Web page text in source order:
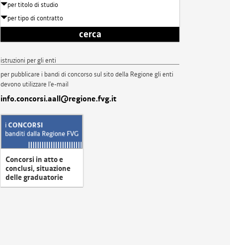
per titolo di studio
per tipo di contratto
cerca
istruzioni per gli enti
per pubblicare i bandi di concorso sul sito della Regione gli enti
devono utilizzare l'e-mail
info.concorsi.aall@regione.fvg.it
Concorsi in atto e
conclusi, situazione
delle graduatorie